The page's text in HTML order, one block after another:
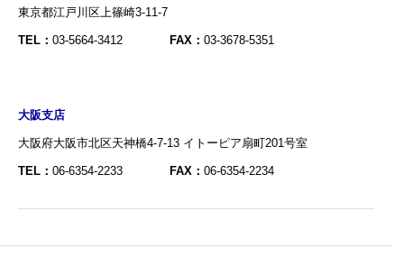
東京都江戸川区上篠崎3-11-7
TEL： 03-5664-3412 FAX： 03-3678-5351
大阪支店
大阪府大阪市北区天神橋4-7-13 イトーピア扇町201号室
TEL： 06-6354-2233 FAX： 06-6354-2234